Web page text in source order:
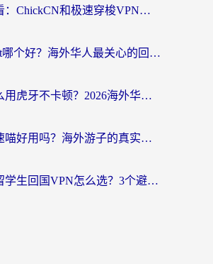
海外党必看：ChickCN和极速穿梭VPN好用吗？3招教你选对回国加速器无缝刷国内资源
斧牛和light哪个好？海外华人最关心的回国加速器选择难题，一篇讲透
在国外怎么用虎牙不卡顿？2026海外华人亲测有效的回国加速器选择指南
斧牛和加速喵好用吗？海外游子的真实选择困境
马来西亚留学生回国VPN怎么选？3个避坑点+1款实测好用的加速器推荐